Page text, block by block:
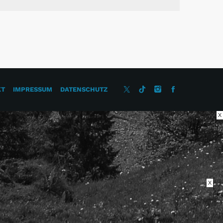
IMPRESSUM DATENSCHUTZ
X
X